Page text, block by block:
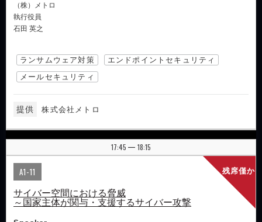
（株）メトロ
執行役員
石田 英之
ランサムウェア対策
エンドポイントセキュリティ
メールセキュリティ
提供 株式会社メトロ
17:45 | 18:15
残席僅か
A1-11
サイバー空間における脅威
～国家主体が関与・支援するサイバー攻撃